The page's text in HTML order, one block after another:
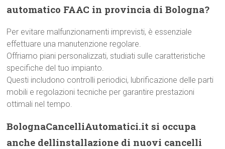
automatico FAAC in provincia di Bologna?
Per evitare malfunzionamenti imprevisti, è essenziale
effettuare una manutenzione regolare.
Offriamo piani personalizzati, studiati sulle caratteristiche
specifiche del tuo impianto.
Questi includono controlli periodici, lubrificazione delle parti
mobili e regolazioni tecniche per garantire prestazioni
ottimali nel tempo.
BolognaCancelliAutomatici.it si occupa
anche dellinstallazione di nuovi cancelli